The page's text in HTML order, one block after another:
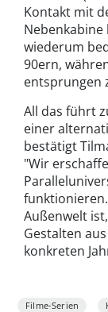
Kontakt mit
Nebenkabine
wiederum
90ern,
entsprungen
All das führt
einer
bestätigt
"Wir
Außenwelt
Gestalten
konkreten
Filme-Serien